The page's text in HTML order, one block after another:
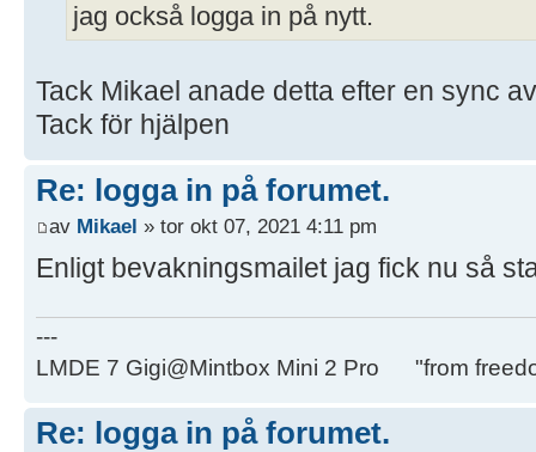
jag också logga in på nytt.
Tack Mikael anade detta efter en sync
Tack för hjälpen
Re: logga in på forumet.
av Mikael » tor okt 07, 2021 4:11 pm
Enligt bevakningsmailet jag fick nu så
---
LMDE 7 Gigi@Mintbox Mini 2 Pro "from
Re: logga in på forumet.